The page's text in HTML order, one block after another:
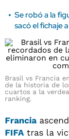
Se robó a la
sacó el fichaje
Brasil vs Francia
de la historia de
cuartos a la
ranking.
Francia
FIFA tras la